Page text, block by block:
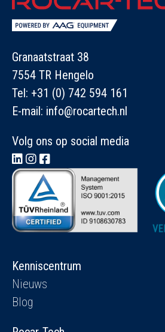
Granaatstraat 38
7554 TR Hengelo
Tel: +31 (0) 742 594 161
E-mail: info@rocartech.nl
Volg ons op social media
Kenniscentrum
Nieuws
Blog